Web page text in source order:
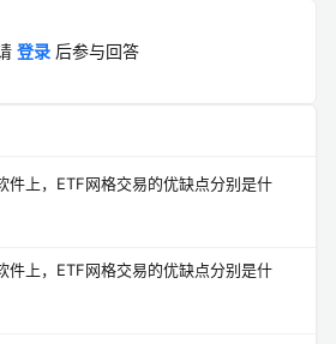
登录 后参与回答
件上，ETF网格交易的优缺点分别是什
件上，ETF网格交易的优缺点分别是什